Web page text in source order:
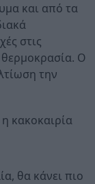
και από τα
στις
θερμοκρασία. Ο
την
κακοκαιρία
θα κάνει πιο